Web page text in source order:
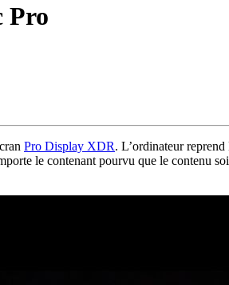
Pro
Pro Display XDR. L’ordinateur
le contenant pourvu que le contenu